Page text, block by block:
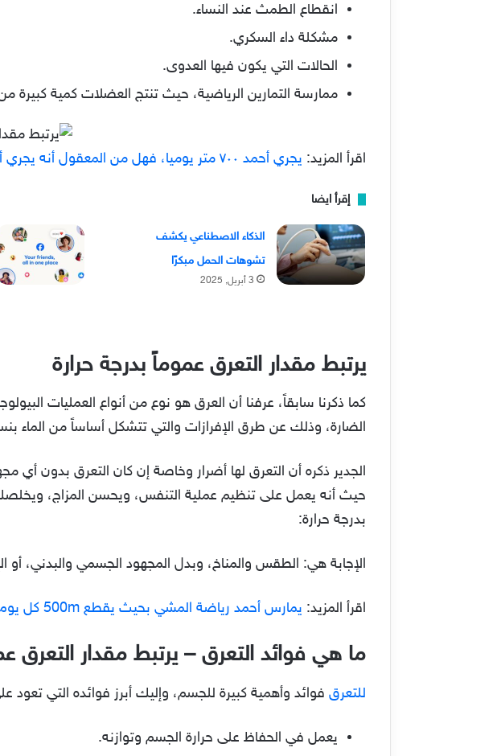
انقطاع الطمث عند النساء.
مشكلة داء السكري.
الحالات التي يكون فيها العدوى.
ممارسة التمارين الرياضية، حيث تنتج العضلات كمية كبيرة
اقرأ المزيد: يجري أحمد ٧٠٠ متر يوميا، فهل من المعقول أنه يجري أكثر من ٥٠٠٠ متر خلال الأسبوع ؟ اذكر السبب
إقرأ ايضا
الذكاء الاصطناعي يكشف
تشوهات الحمل مبكرًا
3 أبريل, 2025
يرتبط مقدار التعرق عموماً بدرجة حرارة
كما ذكرنا سابقاً، عرفنا أن العرق هو نوع من أنواع العمليات
الضارة، وذلك عن طرق الإفرازات والتي تتشكل أساساً من الماء
الجدير ذكره أن التعرق لها أضرار وخاصة إن كان التعرق بدون أي
حيث أنه يعمل على تنظيم عملية التنفس، ويحسن المزاج،
بدرجة حرارة:
الإجابة هي: الطقس والمناخ، وبدل المجهود الجسمي والبدني، أو
اقرأ المزيد: يمارس أحمد رياضة المشي بحيث يقطع 500m كل يوم، مقدار ما يقطعه بوحدة km
ما هي فوائد التعرق – يرتبط مقدار التعرق
للتعرق فوائد وأهمية كبيرة للجسم، وإليك أبرز فوائده التي
يعمل في الحفاظ على حرارة الجسم وتوازنه.